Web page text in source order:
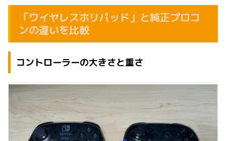
「ワイヤレスホリパッド」と純正プロコ
ンの違いを比較
コントローラーの大きさと重さ